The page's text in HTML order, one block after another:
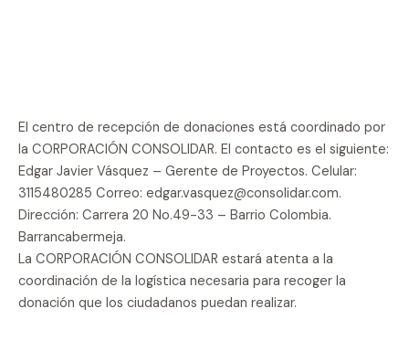
El centro de recepción de donaciones está coordinado por
la CORPORACIÓN CONSOLIDAR. El contacto es el siguiente:
Edgar Javier Vásquez – Gerente de Proyectos. Celular:
3115480285 Correo: edgar.vasquez@consolidar.com.
Dirección: Carrera 20 No.49-33 – Barrio Colombia.
Barrancabermeja.
La CORPORACIÓN CONSOLIDAR estará atenta a la
coordinación de la logística necesaria para recoger la
donación que los ciudadanos puedan realizar.